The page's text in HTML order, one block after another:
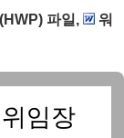
파일,
워
임장